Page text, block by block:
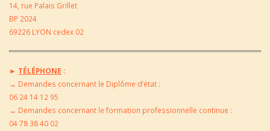
14, rue Palais Grillet
BP 2024
69226 LYON cedex 02
► TÉLÉPHONE :
→ Demandes concernant le Diplôme d’état :
06 24 14 12 95
→ Demandes concernant le formation professionnelle continue :
04 78 38 40 02